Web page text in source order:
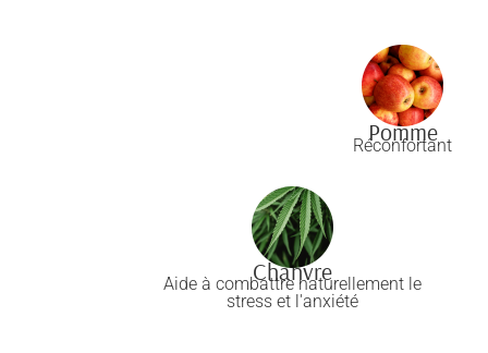
Pomme
Réconfortant
Chanvre
Aide à combattre naturellement le
stress et l'anxiété